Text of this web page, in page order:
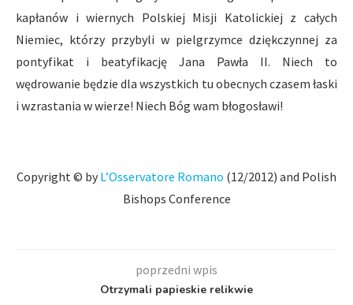
kapłanów i wiernych Polskiej Misji Katolickiej z całych
Niemiec, którzy przybyli w pielgrzymce dziękczynnej za
pontyfikat i beatyfikację Jana Pawła II. Niech to
wędrowanie będzie dla wszystkich tu obecnych czasem łaski
i wzrastania w wierze! Niech Bóg wam błogosławi!
Copyright © by L’Osservatore Romano (12/2012) and Polish
Bishops Conference
poprzedni wpis
Otrzymali papieskie relikwie